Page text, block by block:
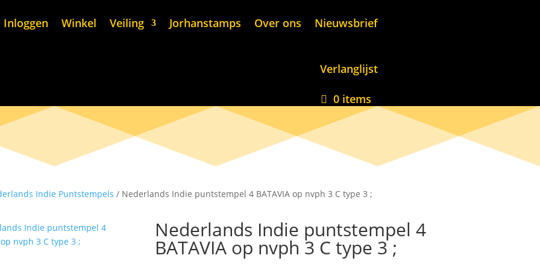
Inloggen Winkel Veiling Jorhanstamps Over ons Nieuwsbrief
Verlanglijst
0 items
Indie Puntstempels / Nederlands Indie puntstempel 4 BATAVIA op nvph 3 C type 3 ;
Nederlands Indie puntstempel 4
BATAVIA op nvph 3 C type 3 ;